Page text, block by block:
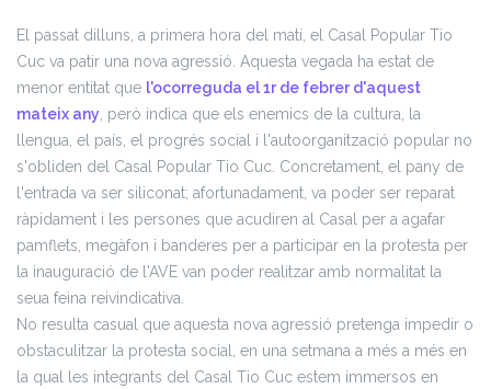
El passat dilluns, a primera hora del matí, el Casal Popular Tio
Cuc va patir una nova agressió. Aquesta vegada ha estat de
menor entitat que l'ocorreguda el 1r de febrer d'aquest
mateix any , però indica que els enemics de la cultura, la
llengua, el país, el progrés social i l'autoorganització popular no
s'obliden del Casal Popular Tio Cuc. Concretament, el pany de
l'entrada va ser siliconat; afortunadament, va poder ser reparat
ràpidament i les persones que acudiren al Casal per a agafar
pamflets, megàfon i banderes per a participar en la protesta per
la inauguració de l'AVE van poder realitzar amb normalitat la
seua feina reivindicativa.
No resulta casual que aquesta nova agressió pretenga impedir o
obstaculitzar la protesta social, en una setmana a més a més en
la qual les integrants del Casal Tio Cuc estem immersos en